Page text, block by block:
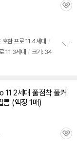
관
호환프로11 4세대 /
11 3세대 / 크기: 34
기
11 2세대 풀점착 풀커
름 (액정 1매)
관